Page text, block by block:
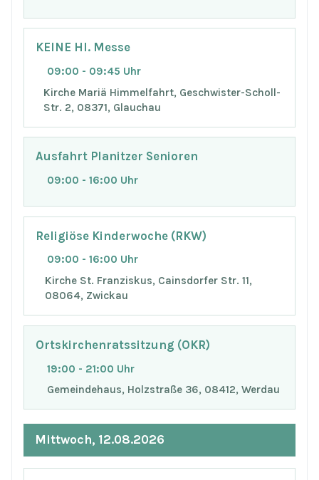
KEINE Hl. Messe
09:00 - 09:45 Uhr
Kirche Mariä Himmelfahrt, Geschwister-Scholl-
Str. 2, 08371, Glauchau
Ausfahrt Planitzer Senioren
09:00 - 16:00 Uhr
Religiöse Kinderwoche (RKW)
09:00 - 16:00 Uhr
Kirche St. Franziskus, Cainsdorfer Str. 11,
08064, Zwickau
Ortskirchenratssitzung (OKR)
19:00 - 21:00 Uhr
Gemeindehaus, Holzstraße 36, 08412, Werdau
Mittwoch, 12.08.2026